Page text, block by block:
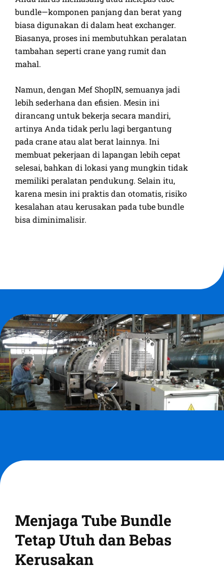
bundle—komponen panjang dan berat yang
biasa digunakan di dalam heat exchanger.
Biasanya, proses ini membutuhkan peralatan
tambahan seperti crane yang rumit dan
mahal.
Namun, dengan Mef ShopIN, semuanya jadi
lebih sederhana dan efisien. Mesin ini
dirancang untuk bekerja secara mandiri,
artinya Anda tidak perlu lagi bergantung
pada crane atau alat berat lainnya. Ini
membuat pekerjaan di lapangan lebih cepat
selesai, bahkan di lokasi yang mungkin tidak
memiliki peralatan pendukung. Selain itu,
karena mesin ini praktis dan otomatis, risiko
kesalahan atau kerusakan pada tube bundle
bisa diminimalisir.
Menjaga Tube Bundle
Tetap Utuh dan Bebas
Kerusakan